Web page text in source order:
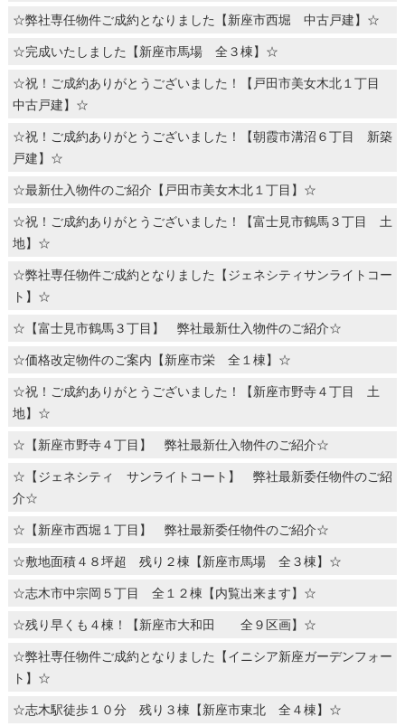
☆弊社専任物件ご成約となりました【新座市西堀 中古戸建】☆
☆完成いたしました【新座市馬場 全３棟】☆
☆祝！ご成約ありがとうございました！【戸田市美女木北１丁目
中古戸建】☆
☆祝！ご成約ありがとうございました！【朝霞市溝沼６丁目 新築
戸建】☆
☆最新仕入物件のご紹介【戸田市美女木北１丁目】☆
☆祝！ご成約ありがとうございました！【富士見市鶴馬３丁目 土
地】☆
☆弊社専任物件ご成約となりました【ジェネシティサンライトコー
ト】☆
☆【富士見市鶴馬３丁目】 弊社最新仕入物件のご紹介☆
☆価格改定物件のご案内【新座市栄 全１棟】☆
☆祝！ご成約ありがとうございました！【新座市野寺４丁目 土
地】☆
☆【新座市野寺４丁目】 弊社最新仕入物件のご紹介☆
☆【ジェネシティ サンライトコート】 弊社最新委任物件のご紹
介☆
☆【新座市西堀１丁目】 弊社最新委任物件のご紹介☆
☆敷地面積４８坪超 残り２棟【新座市馬場 全３棟】☆
☆志木市中宗岡５丁目 全１２棟【内覧出来ます】☆
☆残り早くも４棟！【新座市大和田 全９区画】☆
☆弊社専任物件ご成約となりました【イニシア新座ガーデンフォー
ト】☆
☆志木駅徒歩１０分 残り３棟【新座市東北 全４棟】☆